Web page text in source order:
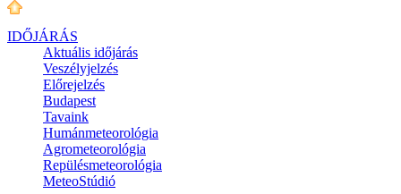
IDŐJÁRÁS
Aktuális időjárás
Veszélyjelzés
Előrejelzés
Budapest
Tavaink
Humánmeteorológia
Agrometeorológia
Repülésmeteorológia
MeteoStúdió